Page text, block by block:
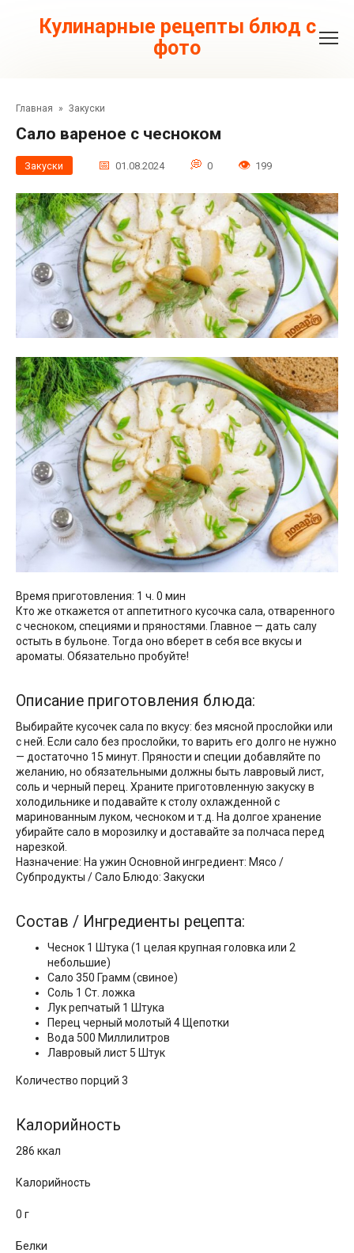
контентуКулинарные рецепты блюд с
фото
Главная » Закуски
Сало вареное с чесноком
Закуски 01.08.2024 0 199
Время приготовления: 1 ч. 0 мин
Кто же откажется от аппетитного кусочка сала, отваренного
с чесноком, специями и пряностями. Главное — дать салу
остыть в бульоне. Тогда оно вберет в себя все вкусы и
ароматы. Обязательно пробуйте!
Описание приготовления блюда:
Выбирайте кусочек сала по вкусу: без мясной прослойки или
с ней. Если сало без прослойки, то варить его долго не нужно
— достаточно 15 минут. Пряности и специи добавляйте по
желанию, но обязательными должны быть лавровый лист,
соль и черный перец. Храните приготовленную закуску в
холодильнике и подавайте к столу охлажденной с
маринованным луком, чесноком и т.д. На долгое хранение
убирайте сало в морозилку и доставайте за полчаса перед
нарезкой.
Назначение: На ужин Основной ингредиент: Мясо /
Субпродукты / Сало Блюдо: Закуски
Состав / Ингредиенты рецепта:
Чеснок 1 Штука (1 целая крупная головка или 2
небольшие)
Сало 350 Грамм (свиное)
Соль 1 Ст. ложка
Лук репчатый 1 Штука
Перец черный молотый 4 Щепотки
Вода 500 Миллилитров
Лавровый лист 5 Штук
Количество порций 3
Калорийность
286 ккал
Калорийность
0 г
Белки